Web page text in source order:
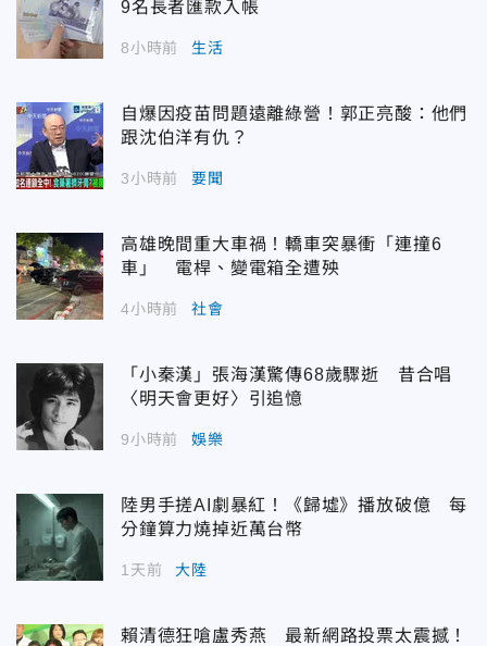
9名長者匯款入帳
8小時前 生活
自爆因疫苗問題遠離綠營！郭正亮酸：他們
跟沈伯洋有仇？
3小時前 要聞
高雄晚間重大車禍！轎車突暴衝「連撞6
車」 電桿、變電箱全遭殃
4小時前 社會
「小秦漢」張海漢驚傳68歲驟逝 昔合唱
〈明天會更好〉引追憶
9小時前 娛樂
陸男手搓AI劇暴紅！《歸墟》播放破億 每
分鐘算力燒掉近萬台幣
1天前 大陸
賴清德狂嗆盧秀燕 最新網路投票太震撼！